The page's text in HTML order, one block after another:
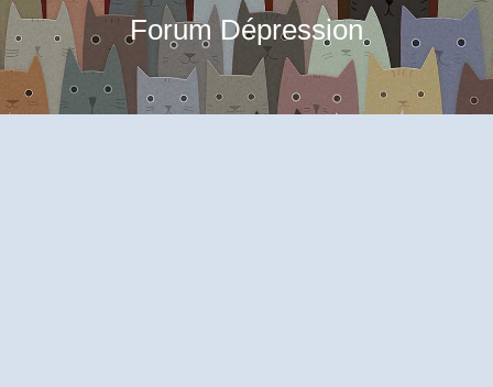
Forum Dépression